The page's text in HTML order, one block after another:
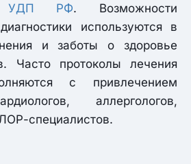
УДП РФ. Возможности
используются в
и заботы о здоровье
Часто протоколы лечения
с привлечением
аллергологов,
специалистов.